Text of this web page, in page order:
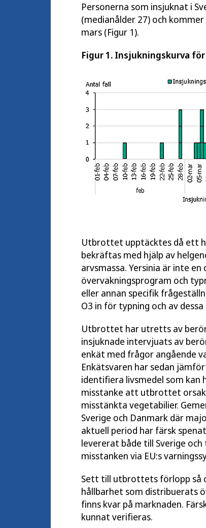
Personerna som insjuknat i
(medianålder 27) och
mars (Figur 1).
Figur 1. Insjukningskurva
Utbrottet upptäcktes då ett
bekräftas med hjälp av
arvsmassa. Yersinia är inte
övervakningsprogram och
eller annan specifik
O3 in för typning och av
Utbrottet har utretts av
insjuknade intervjuats av
enkät med frågor angående
Enkätsvaren har sedan
identifiera livsmedel som
misstanke att utbrottet
misstänkta vegetabilier.
Sverige och Danmark där
aktuell period har färsk
levererat både till Sverige
misstanken via EU:s
Sett till utbrottets förlopp så
hållbarhet som distribuerats
finns kvar på marknaden.
kunnat verifieras.